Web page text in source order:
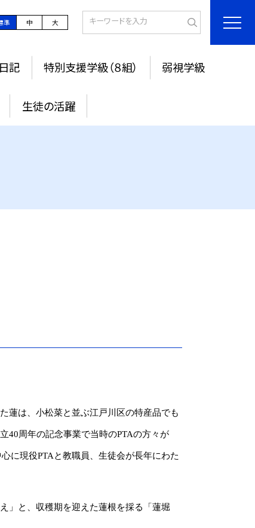
準 中 大
記 特別支援学級（８組） 弱視学級
生徒の活躍
蓮は、小松菜と並ぶ江戸川区の特産品でも
40周年の記念事業で当時のPTAの方々が
に現役PTAと教職員、生徒会が長年にわた
」と、収穫期を迎えた蓮根を採る「蓮堀